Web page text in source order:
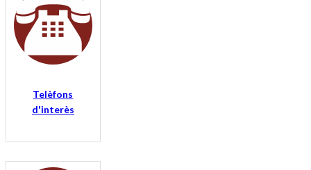
Telèfons
d'interès